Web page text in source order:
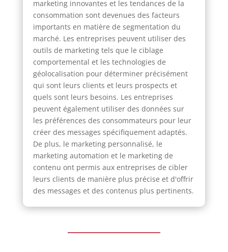
marketing innovantes et les tendances de la
consommation sont devenues des facteurs
importants en matière de segmentation du
marché. Les entreprises peuvent utiliser des
outils de marketing tels que le ciblage
comportemental et les technologies de
géolocalisation pour déterminer précisément
qui sont leurs clients et leurs prospects et
quels sont leurs besoins. Les entreprises
peuvent également utiliser des données sur
les préférences des consommateurs pour leur
créer des messages spécifiquement adaptés.
De plus, le marketing personnalisé, le
marketing automation et le marketing de
contenu ont permis aux entreprises de cibler
leurs clients de manière plus précise et d'offrir
des messages et des contenus plus pertinents.